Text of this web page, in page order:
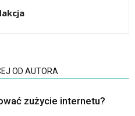
OD AUTORA
zużycie internetu?